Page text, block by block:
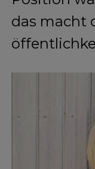
das macht